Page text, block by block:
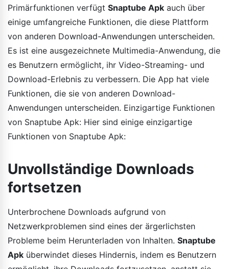
Primärfunktionen verfügt Snaptube Apk auch über
einige umfangreiche Funktionen, die diese Plattform
von anderen Download-Anwendungen unterscheiden.
Es ist eine ausgezeichnete Multimedia-Anwendung, die
es Benutzern ermöglicht, ihr Video-Streaming- und
Download-Erlebnis zu verbessern. Die App hat viele
Funktionen, die sie von anderen Download-
Anwendungen unterscheiden. Einzigartige Funktionen
von Snaptube Apk: Hier sind einige einzigartige
Funktionen von Snaptube Apk:
Unvollständige Downloads
fortsetzen
Unterbrochene Downloads aufgrund von
Netzwerkproblemen sind eines der ärgerlichsten
Probleme beim Herunterladen von Inhalten. Snaptube
Apk überwindet dieses Hindernis, indem es Benutzern